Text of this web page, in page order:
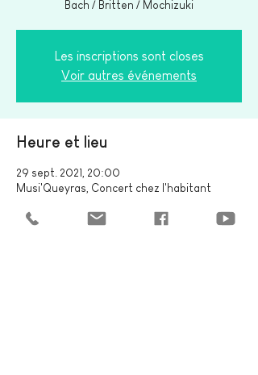
Bach / Britten / Mochizuki
Les inscriptions sont closes
Voir autres événements
Heure et lieu
29 sept. 2021, 20:00
Musi'Queyras, Concert chez l'habitant